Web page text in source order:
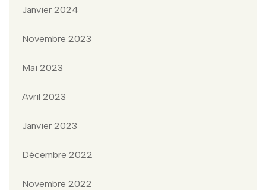
Janvier 2024
Novembre 2023
Mai 2023
Avril 2023
Janvier 2023
Décembre 2022
Novembre 2022